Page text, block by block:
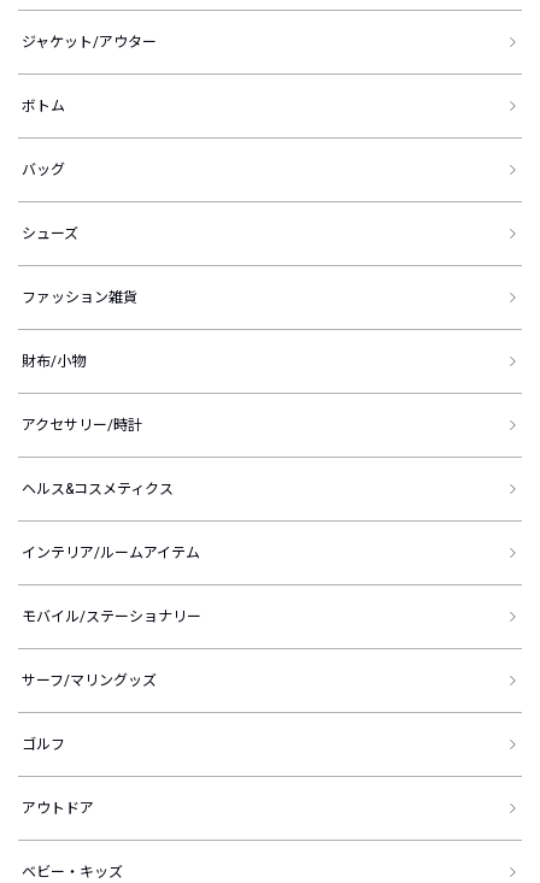
ジャケット/アウター
ボトム
バッグ
シューズ
ファッション雑貨
財布/小物
アクセサリー/時計
ヘルス&コスメティクス
インテリア/ルームアイテム
モバイル/ステーショナリー
サーフ/マリングッズ
ゴルフ
アウトドア
ベビー・キッズ